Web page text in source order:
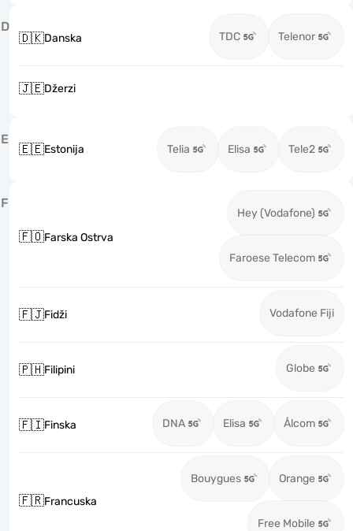
D
🇩🇰Danska TDC Telenor
🇯🇪Džerzi
E
🇪🇪Estonija Telia Elisa Tele2
F
🇫🇴Farska Ostrva
Hey (Vodafone)
Faroese Telecom
🇫🇯Fidži Vodafone Fiji
🇵🇭Filipini Globe
🇫🇮Finska DNA Elisa Ålcom
🇫🇷Francuska
Bouygues Orange
Free Mobile